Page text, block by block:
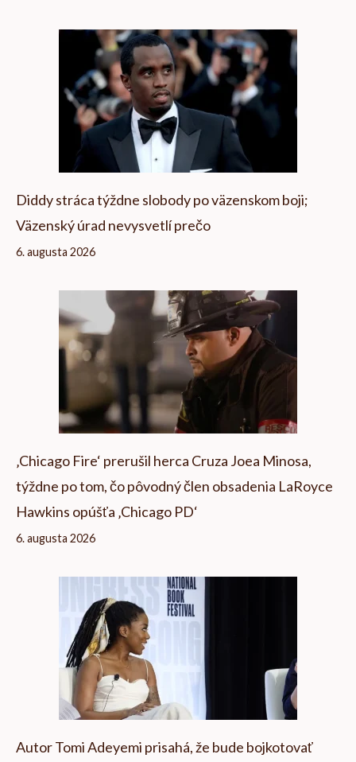
Diddy stráca týždne slobody po väzenskom boji;
Väzenský úrad nevysvetlí prečo
6. augusta 2026
‚Chicago Fire‘ prerušil herca Cruza Joea Minosa,
týždne po tom, čo pôvodný člen obsadenia LaRoyce
Hawkins opúšťa ‚Chicago PD‘
6. augusta 2026
Autor Tomi Adeyemi prisahá, že bude bojkotovať